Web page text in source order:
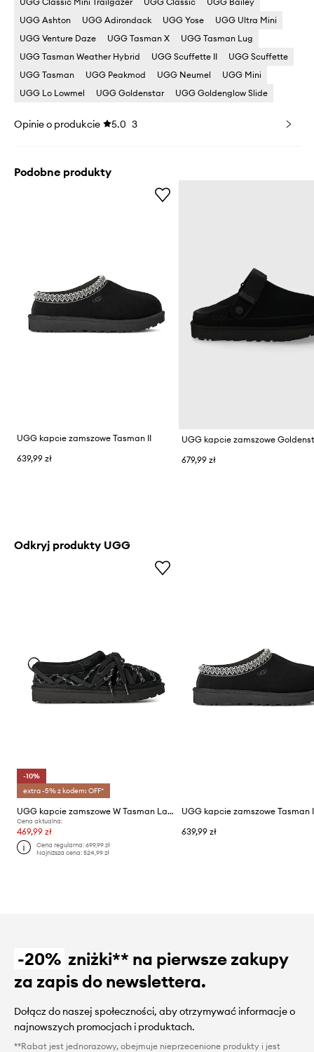
UGG Ashton
UGG Adirondack UGG Yose
UGG Ultra Mini
UGG Venture Daze
UGG Tasman X
UGG Tasman Lug
UGG Tasman Weather Hybrid
UGG Scuffette II
UGG Scuffette
UGG Tasman
UGG Peakmod UGG Neumel
UGG Mini
UGG Lo Lowmel
UGG Goldenstar UGG Goldenglow Slide
Opinie o produkcie 5.0 3
Podobne produkty
UGG kapcie zamszowe Tasman II
639,99 zł
679,99 zł
Odkryj produkty UGG
-10%
extra -5% z kodem: OFF*
UGG kapcie zamszowe W Tasman Lace
Cena aktualna:
469,99 zł
Cena regularna:699,99 zł
Najniższa cena:524,99 zł
UGG kapcie zamszowe Tasman
639,99 zł
-20% zniżki** na pierwsze zakupy
za zapis do newslettera.
Dołącz do naszej społeczności, aby otrzymywać informacje o
najnowszych promocjach i produktach.
**Rabat jest jednorazowy, obejmuje nieprzecenione produkty i jest